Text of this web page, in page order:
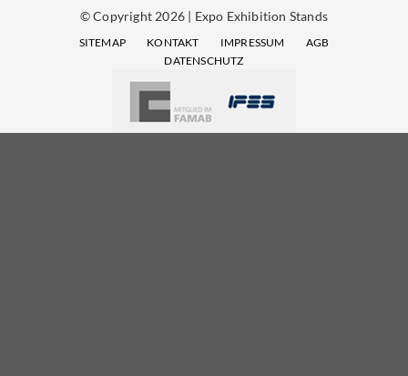
© Copyright 2026 | Expo Exhibition Stands
SITEMAP KONTAKT IMPRESSUM
AGB
DATENSCHUTZ